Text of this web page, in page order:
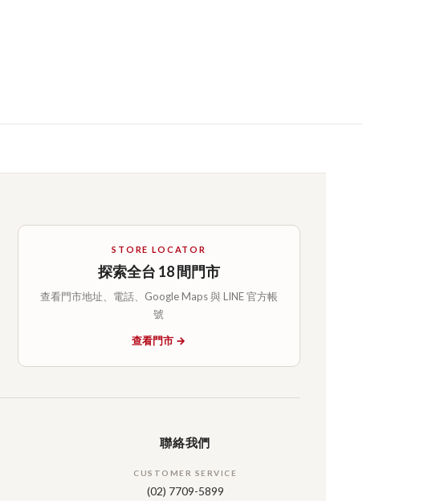
STORE LOCATOR
探索全台 18 間門市
查看門市地址、電話、Google Maps 與 LINE 官方帳
號
查看門市 →
聯絡我們
CUSTOMER SERVICE
(02) 7709-5899